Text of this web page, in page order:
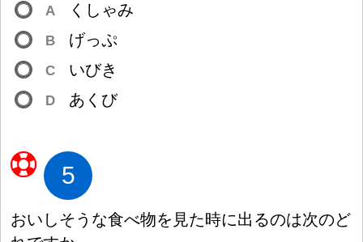
A くしゃみ
B げっぷ
C いびき
D あくび
5
おいしそうな食べ物を 見た時に出 るのは次のど